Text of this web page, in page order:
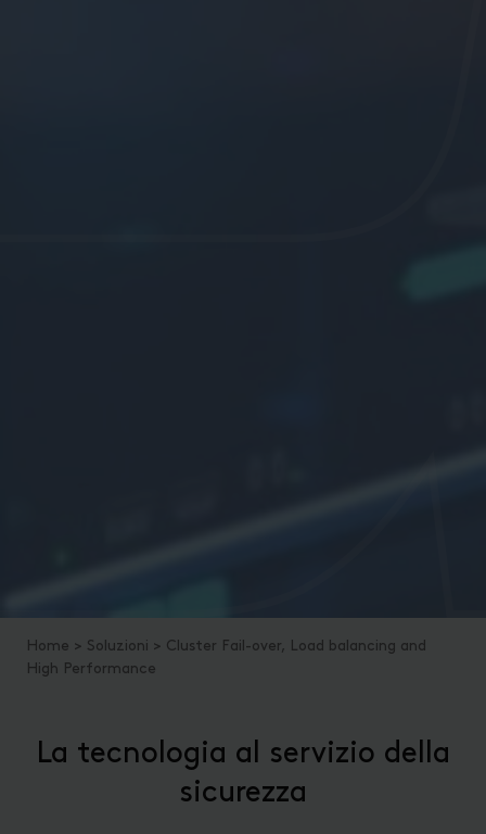
Home > Soluzioni > Cluster Fail-over, Load balancing and
High Performance
La tecnologia al servizio della
sicurezza